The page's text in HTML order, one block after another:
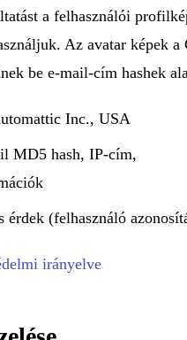
a felhasználói
Az avatar képek a
be e-mail-cím hashek
Inc., USA
MD5 hash, IP-cím,
érdek (felhasználó
irányelve